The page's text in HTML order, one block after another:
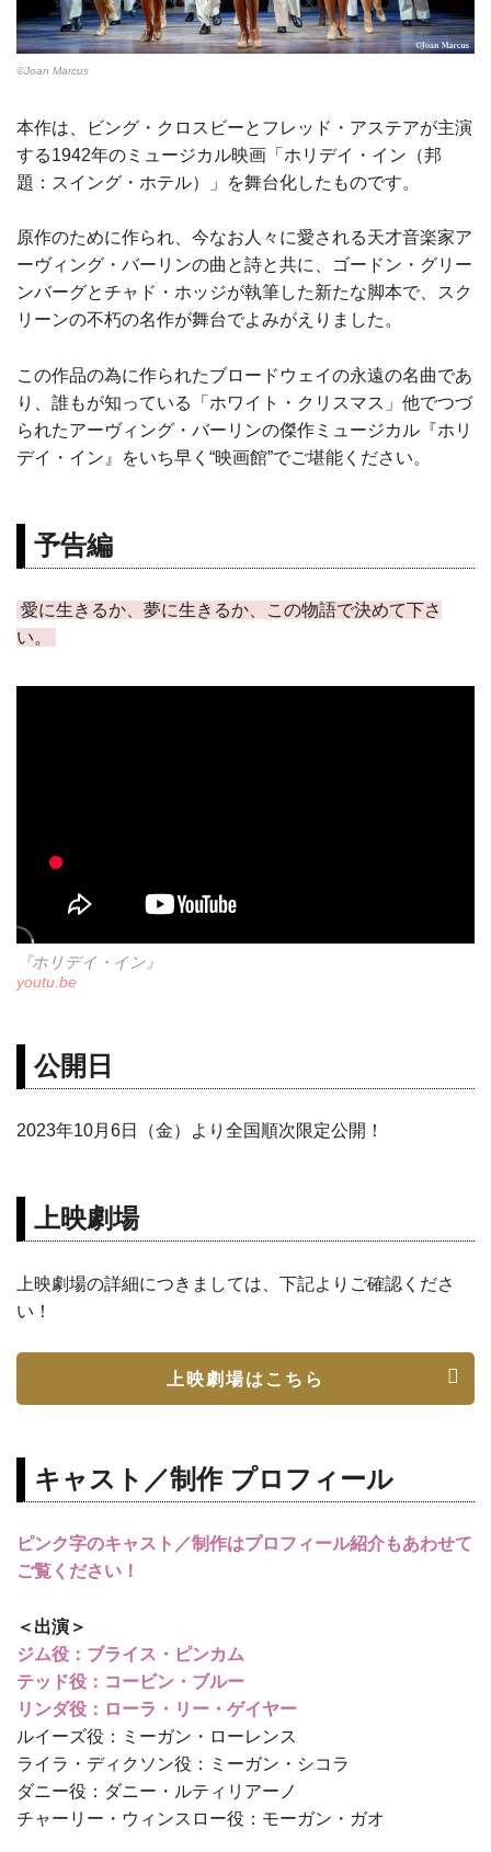
©Joan Marcus
本作は、ビング・クロスビーとフレッド・アステアが主演
する1942年のミュージカル映画「ホリデイ・イン（邦
題：スイング・ホテル）」を舞台化したものです。
原作のために作られ、今なお人々に愛される天才音楽家ア
ーヴィング・バーリンの曲と詩と共に、ゴードン・グリー
ンバーグとチャド・ホッジが執筆した新たな脚本で、スク
リーンの不朽の名作が舞台でよみがえりました。
この作品の為に作られたブロードウェイの永遠の名曲であ
り、誰もが知っている「ホワイト・クリスマス」他でつづ
られたアーヴィング・バーリンの傑作ミュージカル『ホリ
デイ・イン』をいち早く“映画館”でご堪能ください。
予告編
愛に生きるか、夢に生きるか、この物語で決めて下さ
い。
『ホリデイ・イン』
youtu.be
公開日
2023年10月6日（金）より全国順次限定公開！
上映劇場
上映劇場の詳細につきましては、下記よりご確認くださ
い！
上映劇場はこちら
キャスト／制作 プロフィール
ピンク字のキャスト／制作はプロフィール紹介もあわせて
ご覧ください！
＜出演＞
ジム役：ブライス・ピンカム
テッド役：コービン・ブルー
リンダ役：ローラ・リー・ゲイヤー
ルイーズ役：ミーガン・ローレンス
ライラ・ディクソン役：ミーガン・シコラ
ダニー役：ダニー・ルティリアーノ
チャーリー・ウィンスロー役：モーガン・ガオ